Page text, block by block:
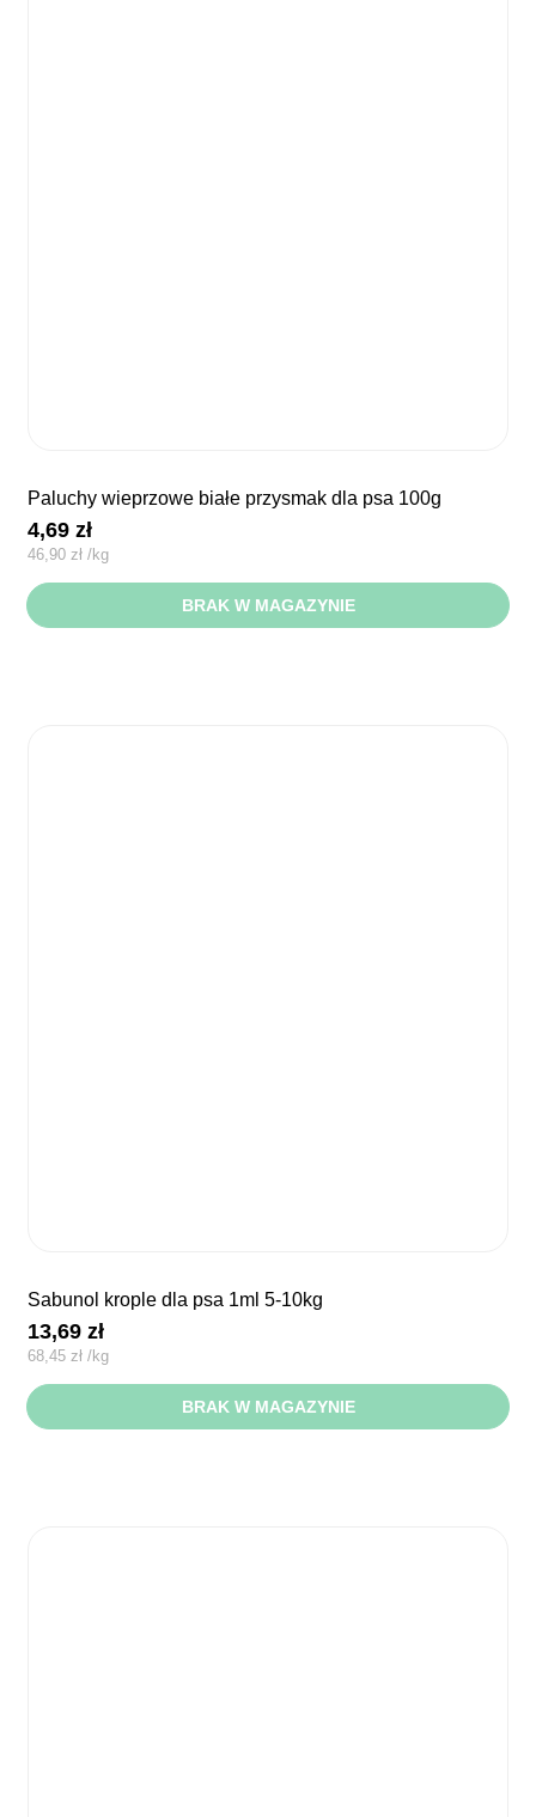
paluchy wieprzowe białe przysmak dla psa 100g
4,69zł
46,90 zł /kg
BRAK W MAGAZYNIE
sabunol krople dla psa 1ml 5-10kg
13,69zł
68,45 zł /kg
BRAK W MAGAZYNIE